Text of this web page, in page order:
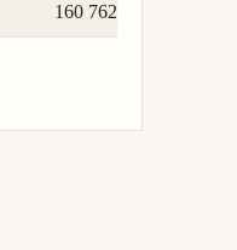
160 762